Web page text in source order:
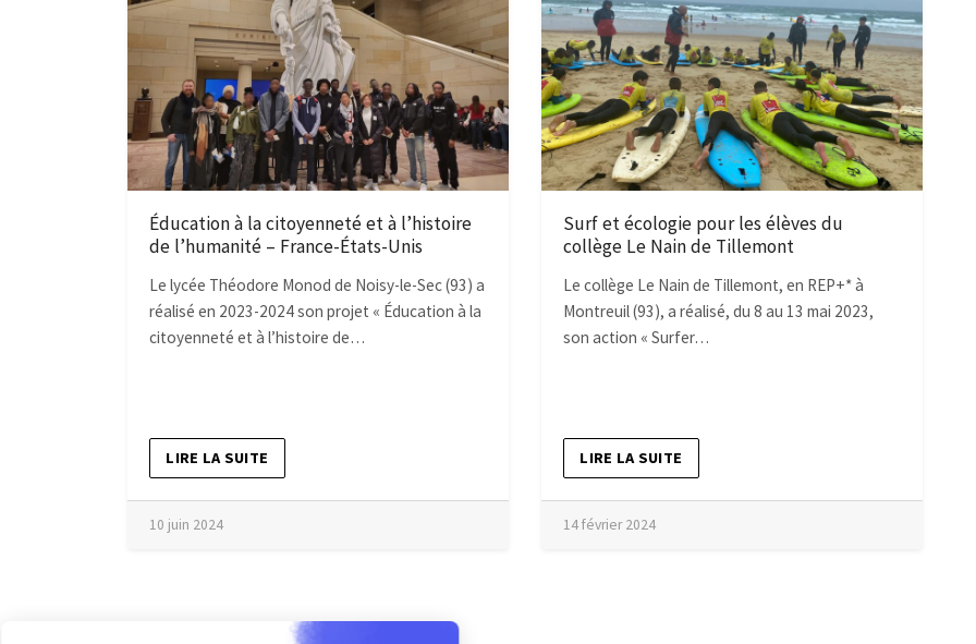
Éducation à la citoyenneté et à l’histoire
de l’humanité – France-États-Unis
Le lycée Théodore Monod de Noisy-le-Sec (93) a
réalisé en 2023-2024 son projet « Éducation à la
citoyenneté et à l’histoire de…
LIRE LA SUITE
10 juin 2024
Surf et écologie pour les élèves du
collège Le Nain de Tillemont
Le collège Le Nain de Tillemont, en REP+* à
Montreuil (93), a réalisé, du 8 au 13 mai 2023,
son action « Surfer…
LIRE LA SUITE
14 février 2024